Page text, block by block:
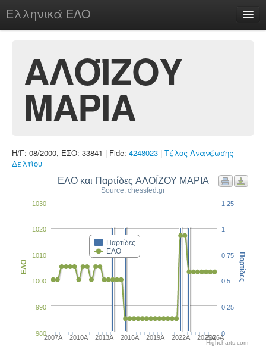
Ελληνικά ΕΛΟ
chesstu.be @ discord
Login
ΑΛΟΪΖΟΥ
ΜΑΡΙΑ
Η/Γ: 08/2000, ΕΣΟ: 33841 | Fide: 4248023 | Τέλος Ανανέωσης
Δελτίου
ΕΛΟ και Παρτίδες ΑΛΟΪΖΟΥ ΜΑΡΙΑ
Source: chessfed.gr
Παρτίδες
ΕΛΟ
2007A 2010A 2013A 2016A 2019A 2022A 2025A2026A
980
990
1000
1010
1020
1030
ΕΛΟ
0
0.25
0.5
0.75
1
1.25
Παρτίδες
Highcharts.com